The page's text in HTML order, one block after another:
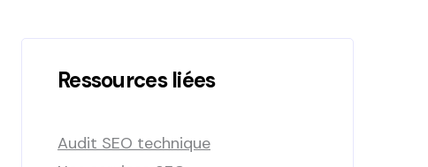
Ressources liées
Audit SEO technique